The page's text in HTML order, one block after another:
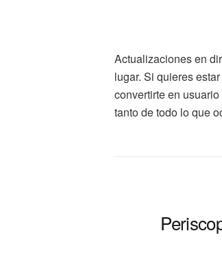
Actualizaciones en
lugar. Si quieres
convertirte en
tanto de todo lo que